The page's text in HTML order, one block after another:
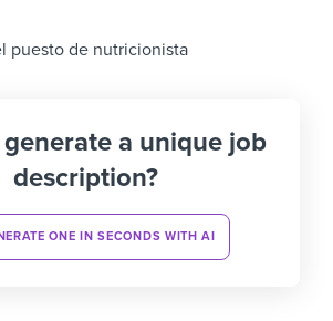
a unique job
description?
ONE IN SECONDS WITH AI